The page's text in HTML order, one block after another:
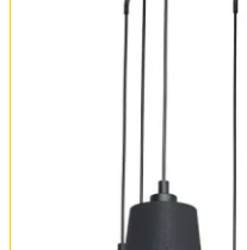
Оплата и доставка
Обмен и возврат
Установка